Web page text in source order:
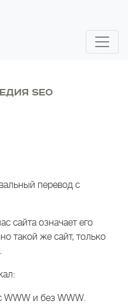
SEO
перевод с
сайта означает его
такой же сайт, только
WWW и без WWW.